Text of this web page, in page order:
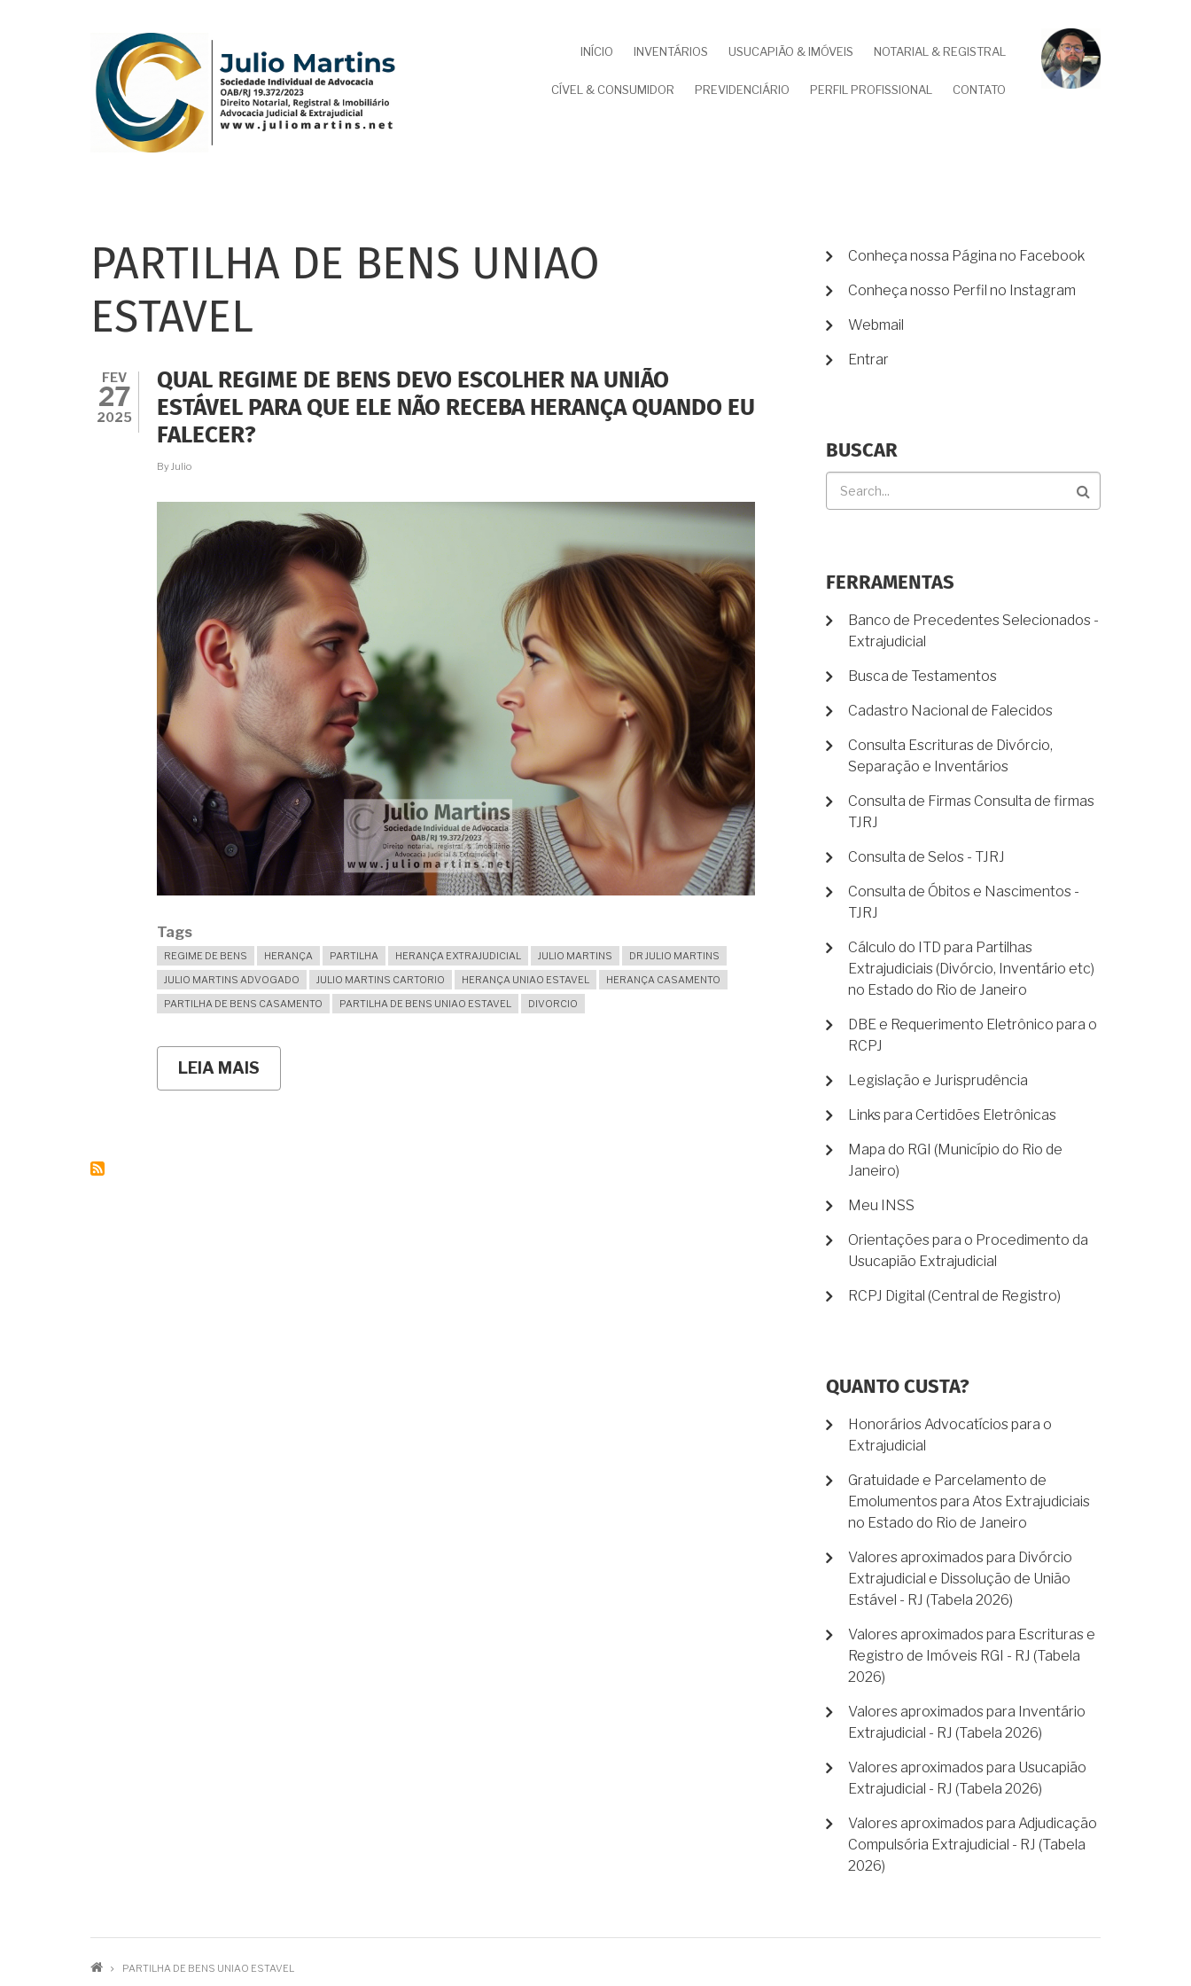
INÍCIO INVENTÁRIOS USUCAPIÃO & IMÓVEIS NOTARIAL & REGISTRAL
CÍVEL & CONSUMIDOR PREVIDENCIÁRIO PERFIL PROFISSIONAL CONTATO
PARTILHA DE BENS UNIAO
ESTAVEL
FEV
27
2025
QUAL REGIME DE BENS DEVO ESCOLHER NA UNIÃO
ESTÁVEL PARA QUE ELE NÃO RECEBA HERANÇA QUANDO EU
FALECER?
ByJulio
Tags
REGIME DE BENS HERANÇA PARTILHA HERANÇA EXTRAJUDICIAL JULIO MARTINS
DR JULIO MARTINS
JULIO MARTINS ADVOGADO
JULIO MARTINS CARTORIO HERANÇA UNIAO ESTAVEL
HERANÇA CASAMENTO
PARTILHA DE BENS CASAMENTO
PARTILHA DE BENS UNIAO ESTAVEL DIVORCIO
LEIA MAIS
QUAL
MENU
CONTA
DE
Conheça nossa Página no Facebook
Conheça nosso Perfil no Instagram
Webmail
Entrar
BUSCAR
FERRAMENTAS
Banco de Precedentes Selecionados -
Extrajudicial
Busca de Testamentos
Cadastro Nacional de Falecidos
Consulta Escrituras de Divórcio,
Separação e Inventários
Consulta de Firmas Consulta de firmas
TJRJ
Consulta de Selos - TJRJ
Consulta de Óbitos e Nascimentos -
TJRJ
Cálculo do ITD para Partilhas
Extrajudiciais (Divórcio, Inventário etc)
no Estado do Rio de Janeiro
DBE e Requerimento Eletrônico para o
RCPJ
Legislação e Jurisprudência
Links para Certidões Eletrônicas
Mapa do RGI (Município do Rio de
Janeiro)
Meu INSS
Orientações para o Procedimento da
Usucapião Extrajudicial
RCPJ Digital (Central de Registro)
QUANTO CUSTA?
Honorários Advocatícios para o
Extrajudicial
Gratuidade e Parcelamento de
Emolumentos para Atos Extrajudiciais
no Estado do Rio de Janeiro
Valores aproximados para Divórcio
Extrajudicial e Dissolução de União
Estável - RJ (Tabela 2026)
Valores aproximados para Escrituras e
Registro de Imóveis RGI - RJ (Tabela
2026)
Valores aproximados para Inventário
Extrajudicial - RJ (Tabela 2026)
Valores aproximados para Usucapião
Extrajudicial - RJ (Tabela 2026)
Valores aproximados para Adjudicação
Compulsória Extrajudicial - RJ (Tabela
2026)
TRILHA
PARTILHA DE BENS UNIAO ESTAVEL